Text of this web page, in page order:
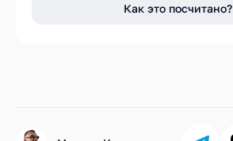
Как это посчитано?